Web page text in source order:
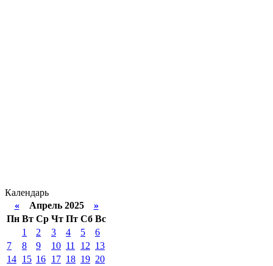
Календарь
«Апрель 2025 »
Пн Вт Ср Чт Пт Сб Вс
1
2 3 4 5
6
7
8 9 10 11 12 13
14 15 16 17 18 19 20